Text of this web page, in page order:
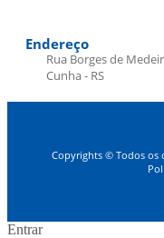
Endereço
Rua Borges de
Cunha - RS
Copyrights © Todos os
Entrar